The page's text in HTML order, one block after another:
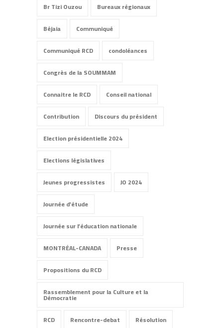
Br Tizi Ouzou
Bureaux régionaux
Béjaia
Communiqué
Communiqué RCD
condoléances
Congrès de la SOUMMAM
Connaitre le RCD
Conseil national
Contribution
Discours du président
Election présidentielle 2024
Elections législatives
Jeunes progressistes
JO 2024
Journée d'étude
Journée sur l’éducation nationale
MONTRÉAL-CANADA
Presse
Propositions du RCD
Rassemblement pour la Culture et la
Démocratie
RCD
Rencontre-debat Résolution